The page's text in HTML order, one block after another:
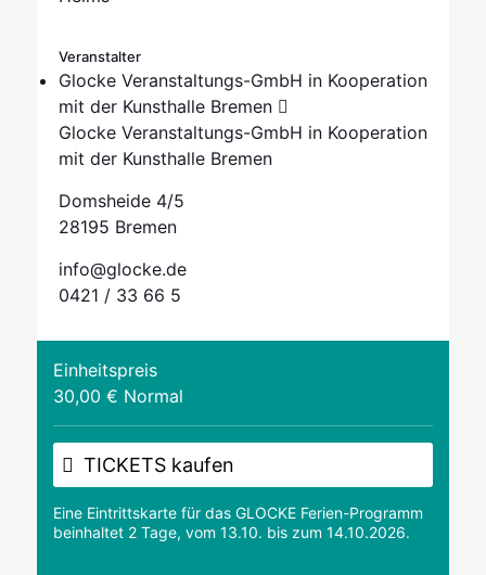
Veranstalter
Glocke Veranstaltungs-GmbH in Kooperation
mit der Kunsthalle Bremen
Glocke Veranstaltungs-GmbH in Kooperation
mit der Kunsthalle Bremen
Domsheide 4/5
28195 Bremen
info@glocke.de
0421 / 33 66 5
Einheitspreis
30,00 € Normal
TICKETS kaufen
Eine Eintrittskarte für das GLOCKE Ferien-Programm
beinhaltet 2 Tage, vom 13.10. bis zum 14.10.2026.